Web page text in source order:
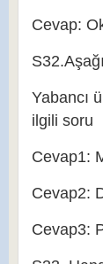
Cevap:
Yabancı
ilgili soru
Cevap1:
Cevap2:
Cevap3: